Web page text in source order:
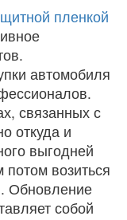
пленкой
автомобиля
связанных с
откуда и
выгодней
потом возиться
Обновление
собой